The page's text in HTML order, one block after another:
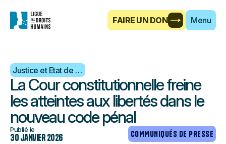
FAIRE UN DON Menu
Justice et Etat de droit
La Cour constitutionnelle freine
les atteintes aux libertés dans le
nouveau code pénal
Publié le
30 janvier 2026 COMMUNIQUÉS DE PRESSE